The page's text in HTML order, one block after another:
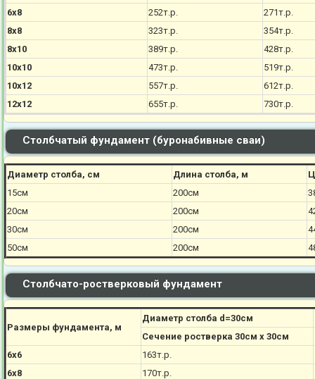
6х8
252т.р.
271т.р.
8х8
323т.р.
354т.р.
8х10
389т.р.
428т.р.
10х10
473т.р.
519т.р.
10х12
557т.р.
612т.р.
12х12
655т.р. 730т.р.
Столбчатый фундамент (буронабивные сваи)
Диаметр столба, см Длина столба, м
15см
200см
20см
200см
30см
200см
50см
200см
Столбчато-ростверковый фундамент
Размеры фундамента, м
Диаметр столба d=30см
Сечение ростверка 30см х 30см
6х6
163т.р.
6х8
170т.р.